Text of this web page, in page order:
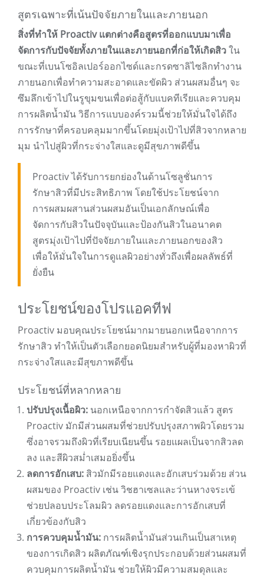
สูตรเฉพาะที่เน้นปัจจัยภายในและภายนอก
สิ่งที่ทำให้ Proactiv แตกต่างคือสูตรที่ออกแบบมาเพื่อ
จัดการกับปัจจัยทั้งภายในและภายนอกที่ก่อให้เกิดสิวใน
ขณะที่เบนโซอิลเปอร์ออกไซด์และกรดซาลิไซลิกทำงาน
ภายนอกเพื่อทำความสะอาดและขัดผิว ส่วนผสมอื่นๆ จะ
ซึมลึกเข้าไปในรูขุมขนเพื่อต่อสู้กับแบคทีเรียและควบคุม
การผลิตน้ำมัน วิธีการแบบองค์รวมนี้ช่วยให้มั่นใจได้ถึง
การรักษาที่ครอบคลุมมากขึ้นโดยมุ่งเป้าไปที่สิวจากหลาย
มุม นำไปสู่ผิวที่กระจ่างใสและดูมีสุขภาพดีขึ้น
Proactiv ได้รับการยกย่องในด้านโซลูชั่นการ
รักษาสิวที่มีประสิทธิภาพ โดยใช้ประโยชน์จาก
การผสมผสานส่วนผสมอันเป็นเอกลักษณ์เพื่อ
จัดการกับสิวในปัจจุบันและป้องกันสิวในอนาคต
สูตรมุ่งเป้าไปที่ปัจจัยภายในและภายนอกของสิว
เพื่อให้มั่นใจในการดูแลผิวอย่างทั่วถึงเพื่อผลลัพธ์ที่
ยั่งยืน
ประโยชน์ของโปรแอคทีฟ
Proactiv มอบคุณประโยชน์มากมายนอกเหนือจากการ
รักษาสิว ทำให้เป็นตัวเลือกยอดนิยมสำหรับผู้ที่มองหาผิวที่
กระจ่างใสและมีสุขภาพดีขึ้น
ประโยชน์ที่หลากหลาย
ปรับปรุงเนื้อผิว: นอกเหนือจากการกำจัดสิวแล้ว สูตร
Proactiv มักมีส่วนผสมที่ช่วยปรับปรุงสภาพผิวโดยรวม
ซึ่งอาจรวมถึงผิวที่เรียบเนียนขึ้น รอยแผลเป็นจากสิวลด
ลง และสีผิวสม่ำเสมอยิ่งขึ้น
ลดการอักเสบ: สิวมักมีรอยแดงและอักเสบร่วมด้วย ส่วน
ผสมของ Proactiv เช่น วิชฮาเซลและว่านหางจระเข้
ช่วยปลอบประโลมผิว ลดรอยแดงและการอักเสบที่
เกี่ยวข้องกับสิว
การควบคุมน้ำมัน: การผลิตน้ำมันส่วนเกินเป็นสาเหตุ
ของการเกิดสิว ผลิตภัณฑ์เชิงรุกประกอบด้วยส่วนผสมที่
ควบคุมการผลิตน้ำมัน ช่วยให้ผิวมีความสมดุลและ